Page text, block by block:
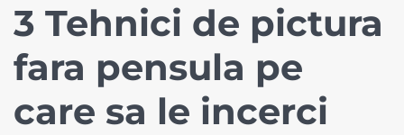
3 Tehnici de pictura
fara pensula pe
care sa le incerci